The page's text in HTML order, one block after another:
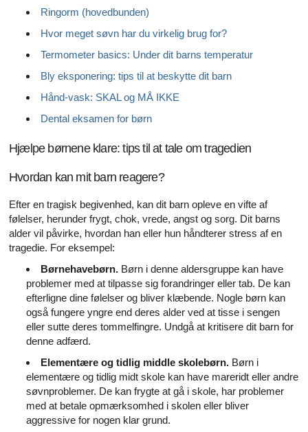
Ringorm (hovedbunden)
Hvor meget søvn har du virkelig brug for?
Termometer basics: Under dit barns temperatur
Bly eksponering: tips til at beskytte dit barn
Hånd-vask: SKAL og MÅ IKKE
Dental eksamen for børn
Hjælpe børnene klare: tips til at tale om tragedien
Hvordan kan mit barn reagere?
Efter en tragisk begivenhed, kan dit barn opleve en vifte af
følelser, herunder frygt, chok, vrede, angst og sorg. Dit barns
alder vil påvirke, hvordan han eller hun håndterer stress af en
tragedie. For eksempel:
Børnehavebørn. Børn i denne aldersgruppe kan have
problemer med at tilpasse sig forandringer eller tab. De kan
efterligne dine følelser og bliver klæbende. Nogle børn kan
også fungere yngre end deres alder ved at tisse i sengen
eller sutte deres tommelfingre. Undgå at kritisere dit barn for
denne adfærd.
Elementære og tidlig middle skolebørn. Børn i
elementære og tidlig midt skole kan have mareridt eller andre
søvnproblemer. De kan frygte at gå i skole, har problemer
med at betale opmærksomhed i skolen eller bliver
aggressive for nogen klar grund.